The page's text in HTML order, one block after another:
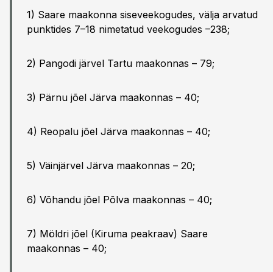
1) Saare maakonna siseveekogudes, välja arvatud
punktides 7–18 nimetatud veekogudes –238;
2) Pangodi järvel Tartu maakonnas – 79;
3) Pärnu jõel Järva maakonnas – 40;
4) Reopalu jõel Järva maakonnas – 40;
5) Väinjärvel Järva maakonnas – 20;
6) Võhandu jõel Põlva maakonnas – 40;
7) Möldri jõel (Kiruma peakraav) Saare
maakonnas – 40;